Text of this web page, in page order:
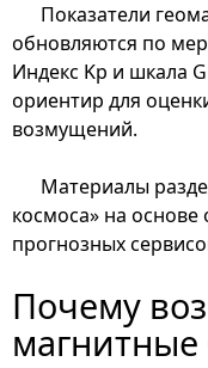
Показатели
обновляются по
Индекс Kp и шкала
ориентир для
возмущений.
Материалы
космоса» на
прогнозных
Почему
магнитные